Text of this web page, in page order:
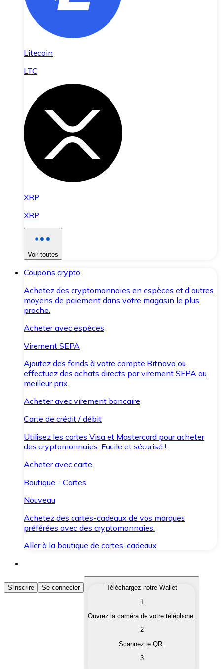
Litecoin
LTC
XRP
XRP
Voir toutes
Coupons crypto
Achetez des cryptomonnaies en espèces et d'autres
moyens de paiement dans votre magasin le plus
proche.
Acheter avec espèces
Virement SEPA
Ajoutez des fonds à votre compte Bitnovo ou
effectuez des achats directs par virement SEPA au
meilleur prix.
Acheter avec virement bancaire
Carte de crédit / débit
Utilisez les cartes Visa et Mastercard pour acheter
des cryptomonnaies. Facile et sécurisé !
Acheter avec carte
Boutique - Cartes
Nouveau
Achetez des cartes-cadeaux de vos marques
préférées avec des cryptomonnaies.
Aller à la boutique de cartes-cadeaux
Acheter des Cryptomonnaies
Achetez les cryptomonnaies qui vous intéressent
Convertissez vos cryptomonnaies en monnaie
S'inscrire Se connecter
Téléchargez notre Wallet
1
Ouvrez la caméra de votre téléphone.
2
Scannez le QR.
3